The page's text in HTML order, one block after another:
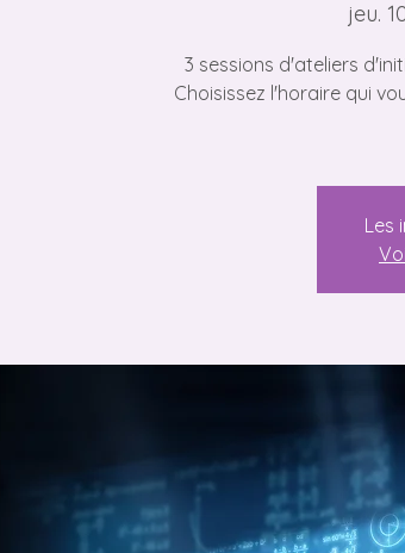
jeu.
3 sessions d'ateliers
Choisissez l'horaire qui
Les